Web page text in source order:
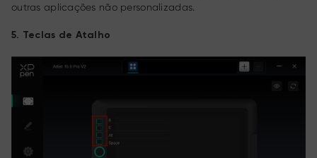
outras aplicações não personalizadas.
5. Teclas de Atalho